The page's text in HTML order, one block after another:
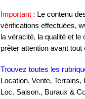
Important : Le contenu
vérifications effectuées,
la véracité, la qualité et
prêter attention avant tout
Trouvez toutes les
Location, Vente,
Loc. Saison., Buraux &